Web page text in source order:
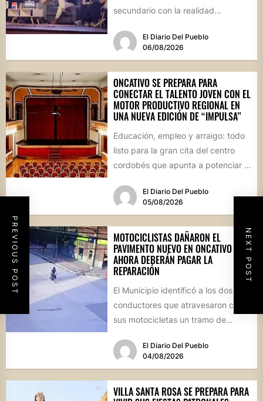
PREVIOUS POST NEXT POST
secundario con la realidad
El Diario Del Pueblo
06/08/2026
ONCATIVO SE PREPARA PARA
CONECTAR EL TALENTO JOVEN CON EL
MOTOR PRODUCTIVO REGIONAL EN
UNA NUEVA EDICIÓN DE “IMPULSA”
Educación, empleo y arraigo: todo
listo para la gran cita del centro
cordobés que apunta a potenciar el
El Diario Del Pueblo
05/08/2026
MOTOCICLISTAS DAÑARON EL
PAVIMENTO NUEVO EN ONCATIVO Y
AHORA DEBERÁN PAGAR LA
REPARACIÓN
El Municipio identificó a los dos
conductores que atravesaron con
sus motocicletas un tramo de
calle...
El Diario Del Pueblo
04/08/2026
VILLA SANTA ROSA SE PREPARA PARA